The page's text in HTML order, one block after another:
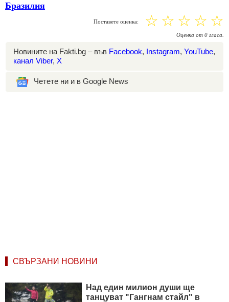
Бразилия
Поставете оценка: ☆
☆
☆
☆
☆
Оценка от 0 гласа.
Новините на Fakti.bg – във Facebook, Instagram, YouTube,
канал Viber, X
Четете ни и в Google News
СВЪРЗАНИ НОВИНИ
Над един милион души ще
танцуват "Гангнам стайл" в